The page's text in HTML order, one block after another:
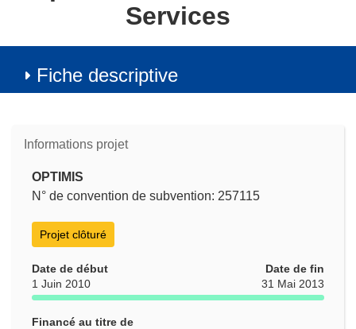
Services
Fiche descriptive
Informations projet
OPTIMIS
N° de convention de subvention: 257115
Projet clôturé
Date de début
1 Juin 2010
Date de fin
31 Mai 2013
Financé au titre de